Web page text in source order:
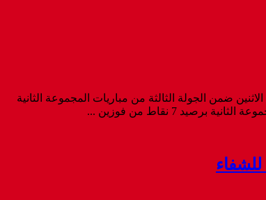
ضمن الجولة الثالثة من مباريات المجموعة الثانية